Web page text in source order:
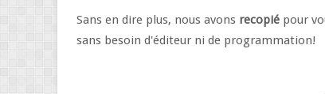
Sans en dire plus, nous avons recopié pour
sans besoin d'éditeur ni de programmation!